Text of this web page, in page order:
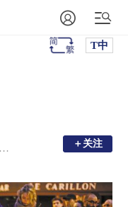
T中
美乐家全球连锁环保超市合伙人；晨星读书会发起人；真理追寻者 ＋关注
＋关注